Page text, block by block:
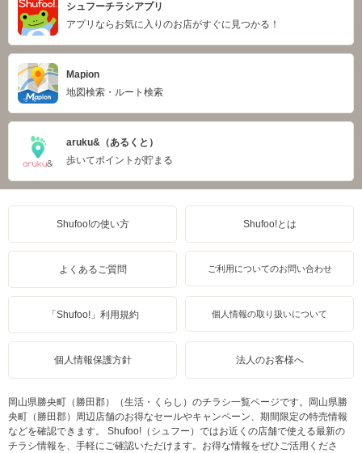
シュフーチラシアプリ
アプリならお気に入りのお店がすぐに見つかる！
Mapion
地図検索・ルート検索
aruku&（あるくと）
歩いてポイントが貯まる
Shufoo!の使い方 Shufoo!とは
よくあるご質問 ご利用についてのお問い合わせ
「Shufoo!」利用規約 個人情報の取り扱いについて
個人情報保護方針 法人のお客様へ
岡山県勝央町（勝田郡）（生活・くらし）のチラシ一覧ページです。岡山県勝
央町（勝田郡）周辺店舗のお得なセールやキャンペーン、期間限定の特売情報
などを確認できます。 Shufoo!（シュフー）ではお近くの店舗で使える最新の
チラシ情報を、手軽にご確認いただけます。お得な情報をぜひご活用くださ